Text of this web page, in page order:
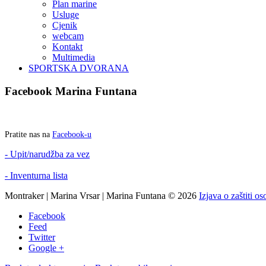
Plan marine
Usluge
Cjenik
webcam
Kontakt
Multimedia
SPORTSKA DVORANA
Facebook Marina Funtana
Pratite nas na Facebook-u
- Upit/narudžba za vez
- Inventurna lista
Montraker | Marina Vrsar | Marina Funtana © 2026 Izjava o zaštiti
Facebook
Feed
Twitter
Google +